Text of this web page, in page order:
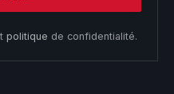
politique de confidentialité.